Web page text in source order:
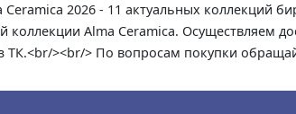
Ceramica 2026 - 11 актуальных
коллекции Alma Ceramica. Осуществляем
ТК.<br/><br/> По вопросам покупки